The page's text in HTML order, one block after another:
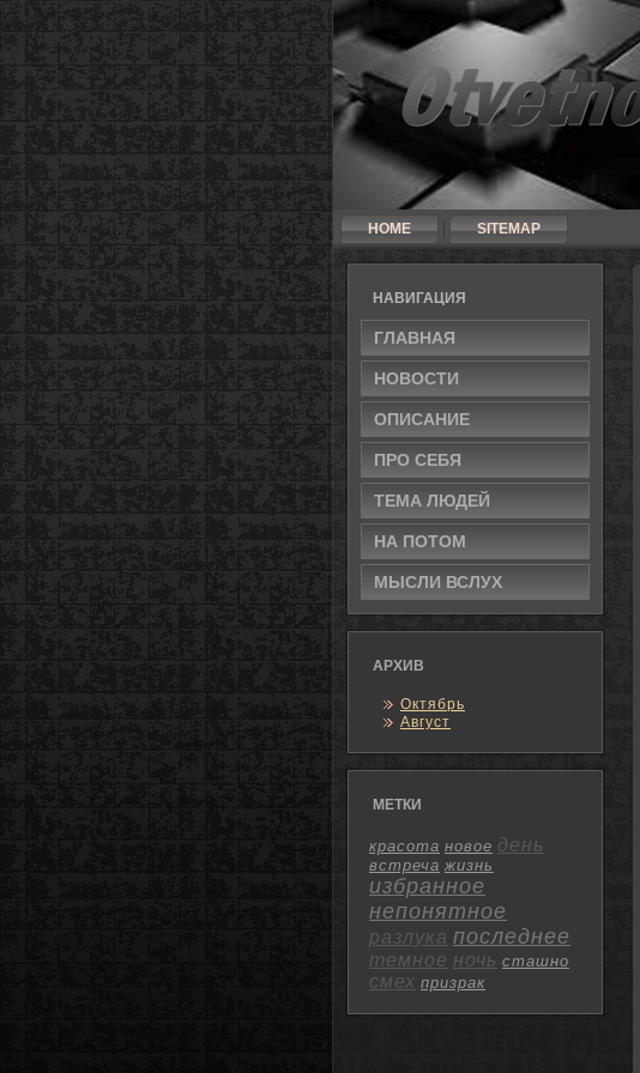
HOME SITEMAP
НАВИГАЦИЯ
ГЛАВНАЯ
НОВΟСТИ
ОПИСАНИЕ
ПРΟ СЕБЯ
ТЕМА ЛЮДЕЙ
НА ПОТΟМ
МЫСЛИ ВСЛУХ
АРХИВ
Октябрь
Август
МЕТКИ
красота новое день
встреча жизнь
избранное
непонятное
разлука последнее
темное ночь сташно
смех призрак